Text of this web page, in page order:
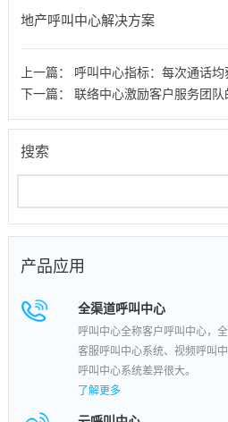
地产呼叫中心解决方案
上一篇： 呼叫中心指标：每次通话
下一篇： 联络中心激励客户服务团队
搜索
产品应用
全渠道呼叫中心
呼叫中心全称客户呼叫中心，
客服呼叫中心系统、视频呼叫
呼叫中心系统差异很大。
了解更多